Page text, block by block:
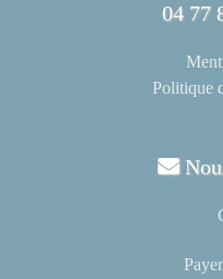
04 77
Politique